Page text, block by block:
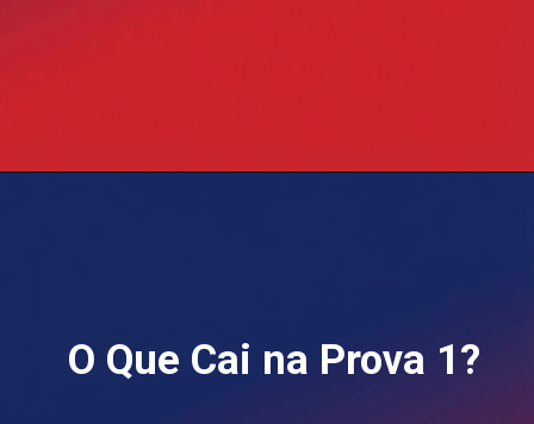
O Que Cai na Prova 1?